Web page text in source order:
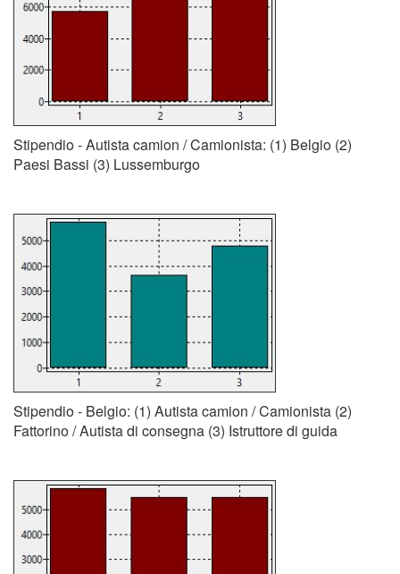
Stipendio - Autista camion / Camionista: (1) Belgio (2)
Paesi Bassi (3) Lussemburgo
Stipendio - Belgio: (1) Autista camion / Camionista (2)
Fattorino / Autista di consegna (3) Istruttore di guida